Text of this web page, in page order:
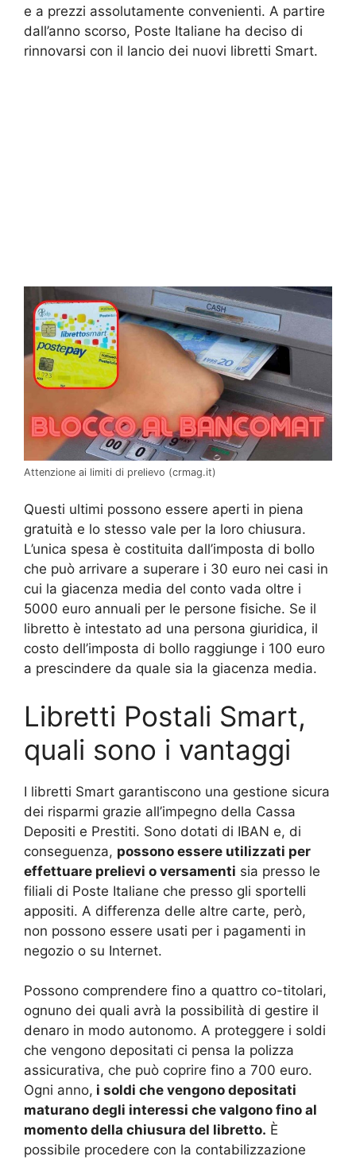
e a prezzi assolutamente convenienti. A partire
dall’anno scorso, Poste Italiane ha deciso di
rinnovarsi con il lancio dei nuovi libretti Smart.
Attenzione ai limiti di prelievo (crmag.it)
Questi ultimi possono essere aperti in piena
gratuità e lo stesso vale per la loro chiusura.
L’unica spesa è costituita dall’imposta di bollo
che può arrivare a superare i 30 euro nei casi in
cui la giacenza media del conto vada oltre i
5000 euro annuali per le persone fisiche. Se il
libretto è intestato ad una persona giuridica, il
costo dell’imposta di bollo raggiunge i 100 euro
a prescindere da quale sia la giacenza media.
Libretti Postali Smart,
quali sono i vantaggi
I libretti Smart garantiscono una gestione sicura
dei risparmi grazie all’impegno della Cassa
Depositi e Prestiti. Sono dotati di IBAN e, di
conseguenza, possono essere utilizzati per
effettuare prelievi o versamenti sia presso le
filiali di Poste Italiane che presso gli sportelli
appositi. A differenza delle altre carte, però,
non possono essere usati per i pagamenti in
negozio o su Internet.
Possono comprendere fino a quattro co-titolari,
ognuno dei quali avrà la possibilità di gestire il
denaro in modo autonomo. A proteggere i soldi
che vengono depositati ci pensa la polizza
assicurativa, che può coprire fino a 700 euro.
Ogni anno, i soldi che vengono depositati
maturano degli interessi che valgono fino al
momento della chiusura del libretto. È
possibile procedere con la contabilizzazione